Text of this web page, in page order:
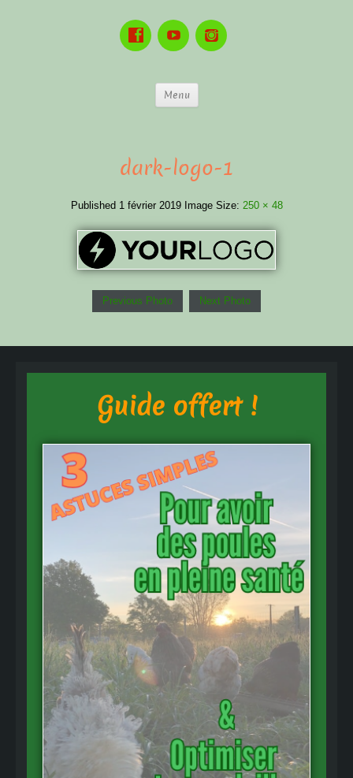
Menu
dark-logo-1
Published 1 février 2019 Image Size: 250 × 48
Previous Photo Next Photo
Guide offert !